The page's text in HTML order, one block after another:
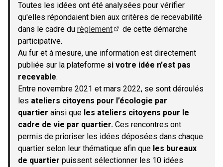
Toutes les idées ont été analysées pour vérifier
qu'elles répondaient bien aux critères de recevabilité
dans le cadre du règlement
de cette démarche
participative.
Au fur et à mesure, une information est directement
publiée sur la plateforme si votre idée n'est pas
recevable.
Entre novembre 2021 et mars 2022, se sont déroulés
les ateliers citoyens pour l’écologie par
quartier ainsi que les ateliers citoyens pour le
cadre de vie par quartier. Ces rencontres ont
permis de prioriser les idées déposées dans chaque
quartier selon leur thématique afin que les bureaux
de quartier puissent sélectionner les 10 idées